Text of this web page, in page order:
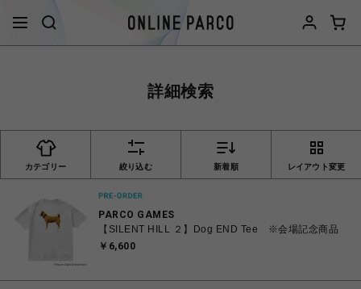
詳細検索
カテゴリー 絞り込む 新着順 レイアウト変更
PARCO GAMES
【SILENT HILL ２】Dog END Tee ※会場記念商品
￥6,600